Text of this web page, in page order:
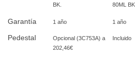
BK.
80ML BK
Garantía 1 año 1 año
Pedestal
Opcional (3C753A) a
202,46€
Incluido